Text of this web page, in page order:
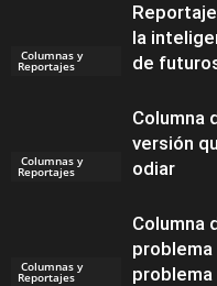
Columnas y
Reportajes
la
de
Columnas y
Reportajes
Columna
versión
odiar
Columnas y
Reportajes
Columna